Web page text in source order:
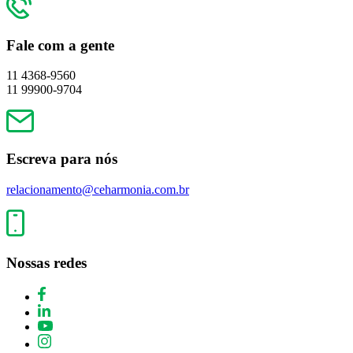
Fale com a gente
11 4368-9560
11 99900-9704
Escreva para nós
relacionamento@ceharmonia.com.br
Nossas redes